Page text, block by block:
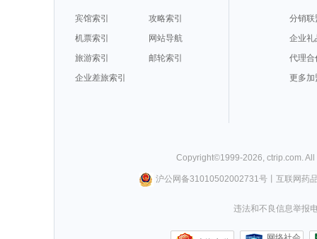
宾馆索引
攻略索引
机票索引
网站导航
旅游索引
邮轮索引
企业差旅索引
分销联
企业礼
代理合
更多加
Copyright©1999-2026 ctrip.com .
沪公网备31010502002731号丨 互联网药
违法和不良信息举报